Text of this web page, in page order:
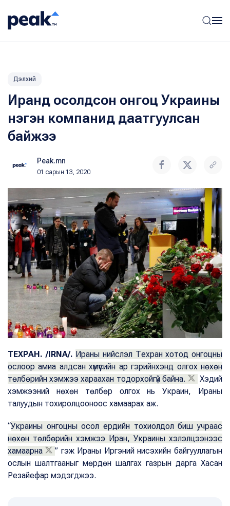
Дэлхий
Иранд осолдсон онгоц Украины
нэгэн компанид даатгуулсан
байжээ
Peak.mn
01 сарын 13, 2020
ТЕХРАН. /IRNA/. Ираны нийслэл Техран хотод онгоцны
ослоор амиа алдсан хүмүүсийн ар гэрийнхэнд олгох нөхөн
төлбөрийн хэмжээ хараахан тодорхойгүй байна.
Хэдий
хэмжээний нөхөн төлбөр олгох нь Украин, Ираны
талуудын тохиролцооноос хамаарах аж.
“Украины онгоцны осол ердийн тохиолдол биш учраас
нөхөн төлбөрийн хэмжээ Иран, Украины хэлэлцээнээс
хамаарна
” гэж Ираны Иргэний нисэхийн байгууллагын
ослын шалтгааныг мөрдөн шалгах газрын дарга Хасан
Резайефар мэдэгджээ.